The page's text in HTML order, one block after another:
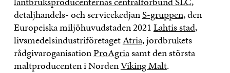
detaljhandels- och servicekedjanS-gruppen, den
Europeiska miljöhuvudstaden 2021Lahtis stad,
livsmedelsindustriföretagetAtria, jordbrukets
rådgivaroganisationProAgriasamt den största
maltproducenten i NordenViking Malt.